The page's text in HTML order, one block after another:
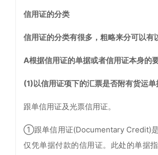
信用证的分类
信用证的分类有很多，粗略来分可以有
A根据信用证的单据或者信用证本身的
(1)以信用证项下的汇票是否附有货运单
跟单信用证及光票信用证。
①跟单信用证(Documentary Credit)
仅凭单据付款的信用证。此处的单据